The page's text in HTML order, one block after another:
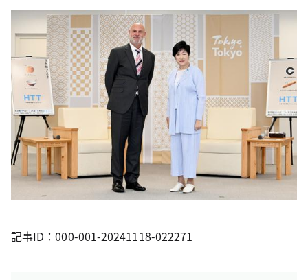
記事ID：000-001-20241118-022271